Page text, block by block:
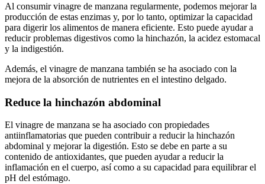
Al consumir vinagre de manzana regularmente, podemos mejorar la
producción de estas enzimas y, por lo tanto, optimizar la capacidad
para digerir los alimentos de manera eficiente. Esto puede ayudar a
reducir problemas digestivos como la hinchazón, la acidez estomacal
y la indigestión.
Además, el vinagre de manzana también se ha asociado con la
mejora de la absorción de nutrientes en el intestino delgado.
Reduce la hinchazón abdominal
El vinagre de manzana se ha asociado con propiedades
antiinflamatorias que pueden contribuir a reducir la hinchazón
abdominal y mejorar la digestión. Esto se debe en parte a su
contenido de antioxidantes, que pueden ayudar a reducir la
inflamación en el cuerpo, así como a su capacidad para equilibrar el
pH del estómago.